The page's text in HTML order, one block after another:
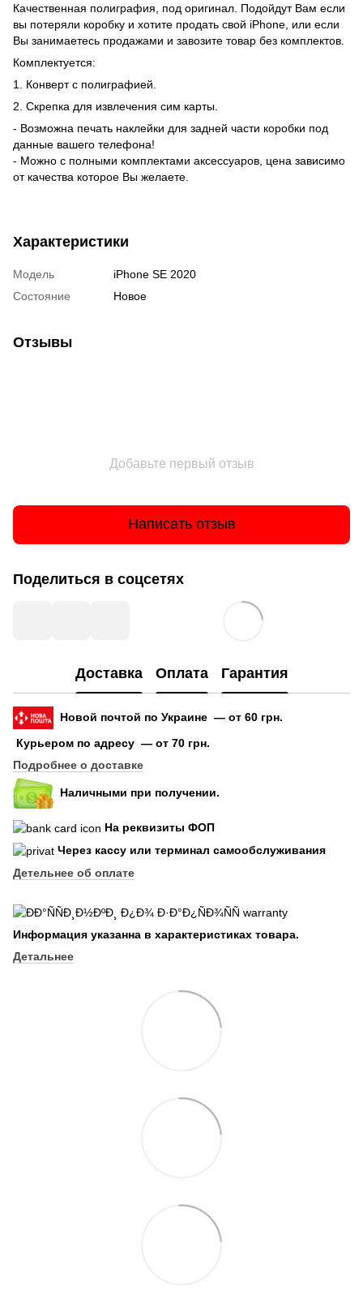
Качественная полиграфия, под оригинал. Подойдут Вам если
вы потеряли коробку и хотите продать свой iPhone, или если
Вы занимаетесь продажами и завозите товар без комплектов.
Комплектуется:
1. Конверт с полиграфией.
2. Скрепка для извлечения сим карты.
- Возможна печать наклейки для задней части коробки под
данные вашего телефона!
- Можно с полными комплектами аксессуаров, цена зависимо
от качества которое Вы желаете.
Характеристики
Модель
iPhone SE 2020
Состояние
Новое
Отзывы
Добавьте первый отзыв
Написать отзыв
Поделиться в соцсетях
Доставка Оплата Гарантия
Новой почтой по Украине — от 60 грн.
Курьером по адресу — от 70 грн.
Подробнее о доставке
Наличными при получении.
На реквизиты ФОП
Через кассу или терминал самообслуживания
Детельнее об оплате
Информация указанна в характеристиках товара.
Детальнее